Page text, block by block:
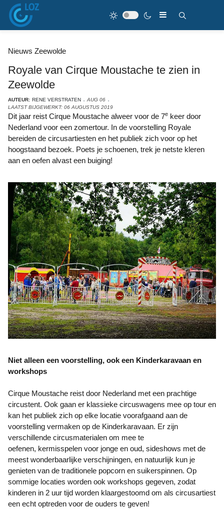
Nieuws Zeewolde
Royale van Cirque Moustache te zien in
Zeewolde
AUTEUR: RENE VERSTRATEN
AUG 06
LAATST BIJGEWERKT: 06 AUGUSTUS 2019
Dit jaar reist Cirque Moustache alweer voor de 7e keer door
Nederland voor een zomertour. In de voorstelling Royale
bereiden de circusartiesten en het publiek zich voor op het
hoogstaand bezoek. Poets je schoenen, trek je netste kleren
aan en oefen alvast een buiging!
Niet alleen een voorstelling, ook een Kinderkaravaan en
workshops
Cirque Moustache reist door Nederland met een prachtige
circustent. Ook gaan er klassieke circuswagens mee op tour en
kan het publiek zich op elke locatie voorafgaand aan de
voorstelling vermaken op de Kinderkaravaan. Er zijn
verschillende circusmaterialen om mee te
oefenen, kermisspelen voor jonge en oud, sideshows met de
meest wonderbaarlijke verschijningen, en natuurlijk kun je
genieten van de traditionele popcorn en suikerspinnen. Op
sommige locaties worden ook workshops gegeven, zodat
kinderen in 2 uur tijd worden klaargestoomd om als circusartiest
een echt optreden voor de ouders te geven!